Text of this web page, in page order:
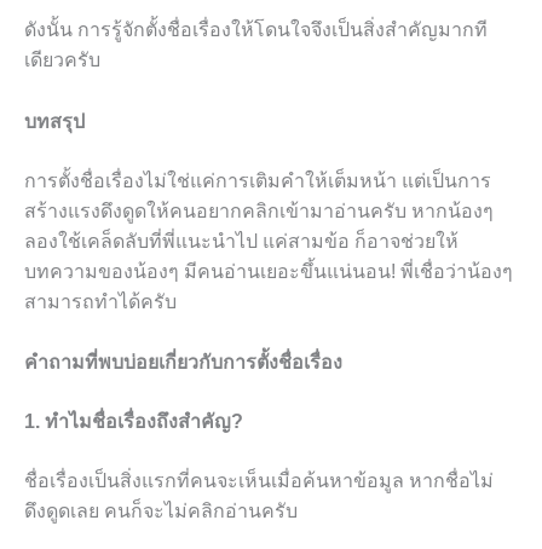
ดังนั้น การรู้จักตั้งชื่อเรื่องให้โดนใจจึงเป็นสิ่งสำคัญมากที
เดียวครับ
บทสรุป
การตั้งชื่อเรื่องไม่ใช่แค่การเติมคำให้เต็มหน้า แต่เป็นการ
สร้างแรงดึงดูดให้คนอยากคลิกเข้ามาอ่านครับ หากน้องๆ
ลองใช้เคล็ดลับที่พี่แนะนำไป แค่สามข้อ ก็อาจช่วยให้
บทความของน้องๆ มีคนอ่านเยอะขึ้นแน่นอน! พี่เชื่อว่าน้องๆ
สามารถทำได้ครับ
คำถามที่พบบ่อยเกี่ยวกับการตั้งชื่อเรื่อง
1. ทำไมชื่อเรื่องถึงสำคัญ?
ชื่อเรื่องเป็นสิ่งแรกที่คนจะเห็นเมื่อค้นหาข้อมูล หากชื่อไม่
ดึงดูดเลย คนก็จะไม่คลิกอ่านครับ